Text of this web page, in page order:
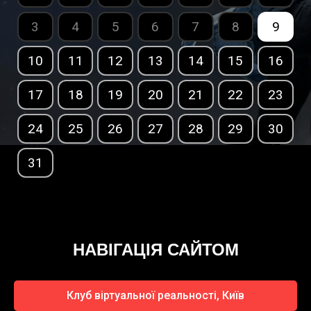
3 4 5 6 7 8 9
10 11 12 13 14 15 16
17 18 19 20 21 22 23
24 25 26 27 28 29 30
31
НАВІГАЦІЯ САЙТОМ
Клуб віртуальної реальності, Київ